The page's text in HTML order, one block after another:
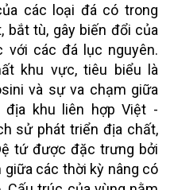
các loại đá có trong
bắt tù, gây biến đổi của
với các đá lục nguyên.
khu vực, tiêu biểu là
và sự va chạm giữa
địa khu liên hợp Việt -
sử phát triển địa chất,
tứ được đặc trưng bởi
giữa các thời kỳ nâng có